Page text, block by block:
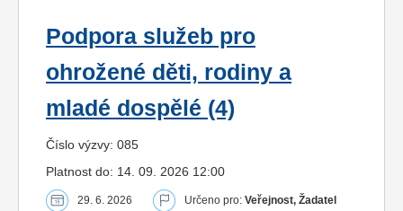
Podpora služeb pro
ohrožené děti, rodiny a
mladé dospělé (4)
Číslo výzvy: 085
Platnost do: 14. 09. 2026 12:00
29. 6. 2026 Určeno pro: Veřejnost, Žadatel